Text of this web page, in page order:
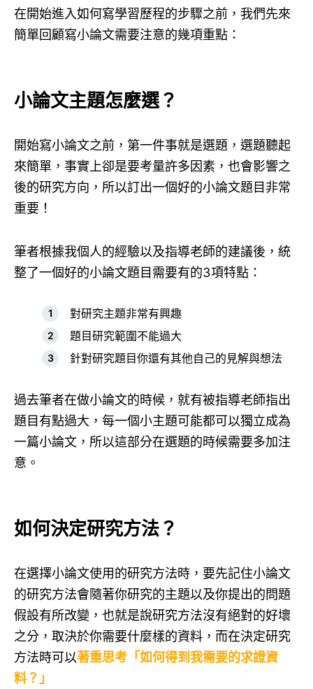
在開始進入如何寫學習歷程的步驟之前，我們先來
簡單回顧寫小論文需要注意的幾項重點：
小論文主題怎麼選？
開始寫小論文之前，第一件事就是選題，選題聽起
來簡單，事實上卻是要考量許多因素，也會影響之
後的研究方向，所以訂出一個好的小論文題目非常
重要！
筆者根據我個人的經驗以及指導老師的建議後，統
整了一個好的小論文題目需要有的3項特點：
對研究主題非常有興趣
題目研究範圍不能過大
針對研究題目你還有其他自己的見解與想法
過去筆者在做小論文的時候，就有被指導老師指出
題目有點過大，每一個小主題可能都可以獨立成為
一篇小論文，所以這部分在選題的時候需要多加注
意。
如何決定研究方法？
在選擇小論文使用的研究方法時，要先記住小論文
的研究方法會隨著你研究的主題以及你提出的問題
假設有所改變，也就是說研究方法沒有絕對的好壞
之分，取決於你需要什麼樣的資料，而在決定研究
方法時可以著重思考「如何得到我需要的求證資
料？」